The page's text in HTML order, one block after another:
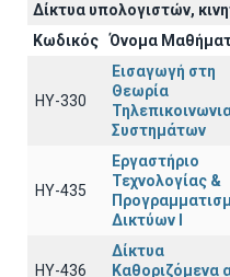
Δίκτυα υπολογιστών,
Κωδικός
Όνομα
ΗΥ-330
Εισαγωγή στη
Θεωρία
Συστημάτων
ΗΥ-435
Εργαστήριο
Τεχνολογίας &
Δικτύων Ι
ΗΥ-436
Δίκτυα
Καθοριζόμενα